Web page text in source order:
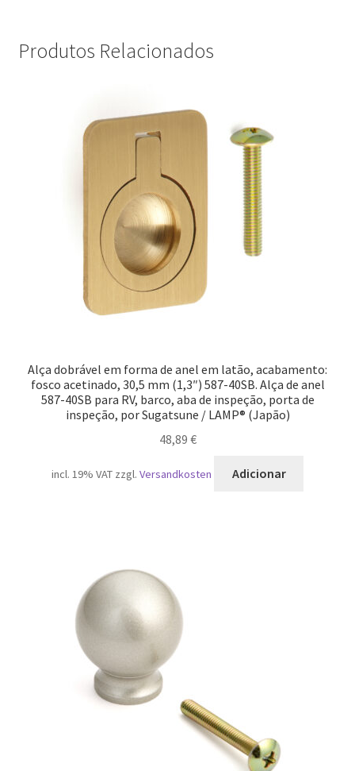
Produtos Relacionados
Alça dobrável em forma de anel em latão, acabamento:
fosco acetinado, 30,5 mm (1,3″) 587-40SB. Alça de anel
587-40SB para RV, barco, aba de inspeção, porta de
inspeção, por Sugatsune / LAMP® (Japão)
48,89 €
incl. 19% VAT zzgl. Versandkosten Adicionar